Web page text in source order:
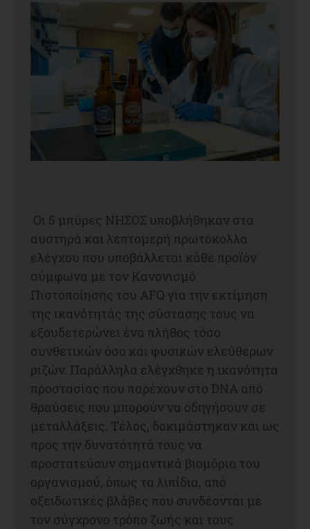
Οι 5 μπύρες ΝΗΣΟΣ υποβλήθηκαν στα
αυστηρά και λεπτομερή πρωτόκολλα
ελέγχου που υποβάλλεται κάθε προϊόν
σύμφωνα με τον Κανονισμό
Πιστοποίησης του AFQ για την εκτίμηση
της ικανότητάς της σύστασης τους να
εξουδετερώνει ένα πλήθος τόσο
συνθετικών όσο και φυσικών ελεύθερων
ριζών. Παράλληλα ελέγχθηκε η ικανότητα
προστασίας που παρέχουν στο DNA από
θραύσεις που μπορούν να οδηγήσουν σε
μεταλλάξεις. Τέλος, δοκιμάστηκαν και ως
προς την δυνατότητά τους να
προστατεύουν σημαντικά βιομόρια του
οργανισμού, όπως τα λιπίδια, από
οξειδωτικές βλάβες που συνδέονται με
τον σύγχρονο τρόπο ζωής και τους